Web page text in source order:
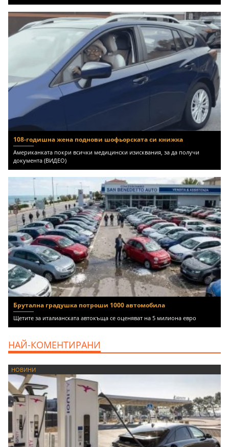
108-годишна жена поднови шофьорската си книжка
Американката покри всички медицински изисквания, за да получи
документа (ВИДЕО)
Брутална градушка потроши 1000 автомобила
Щетите за италианската автокъща се оценяват на 5 милиона евро
НАЙ-КОМЕНТИРАНИ
НОВИНИ